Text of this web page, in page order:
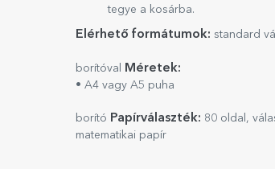
tegye a kosárba.
Elérhető formátumok: standard
borítóval Méretek:
• A4 vagy A5 puha
borító Papírválaszték: 80 oldal,
matematikai papír